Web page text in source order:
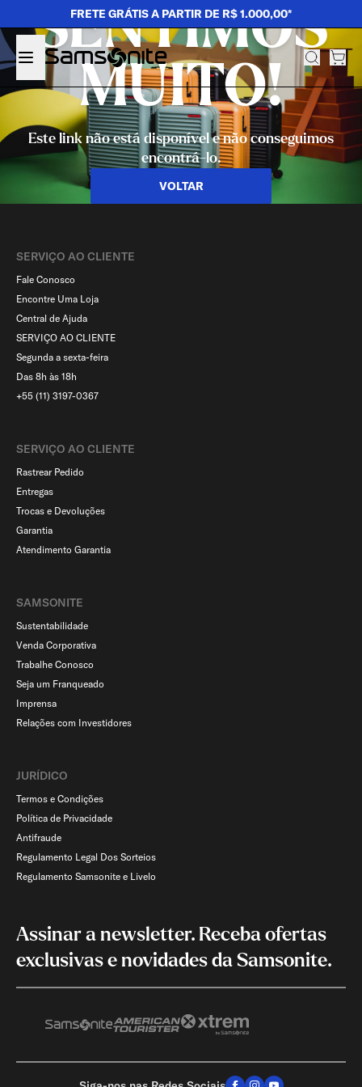
FRETE GRÁTIS A PARTIR DE R$ 1.000,00*
SENTIMOS
MUITO!
Este link não está disponível e não conseguimos
encontrá-lo.
VOLTAR
SERVIÇO AO CLIENTE​
Fale Conosco
Encontre Uma Loja
Central de Ajuda
SERVIÇO AO CLIENTE
Segunda a sexta-feira
Das 8h às 18h
+55 (11) 3197-0367
SERVIÇO AO CLIENTE​
Rastrear Pedido
Entregas
Trocas e Devoluções
Garantia
Atendimento Garantia
SAMSONITE
Sustentabilidade
Venda Corporativa
Trabalhe Conosco
Seja um Franqueado
Imprensa
Relações com Investidores
JURÍDICO
Termos e Condições
Política de Privacidade
Antifraude
Regulamento Legal Dos Sorteios
Regulamento Samsonite e Livelo
Assinar a newsletter. Receba ofertas
exclusivas e novidades da Samsonite.